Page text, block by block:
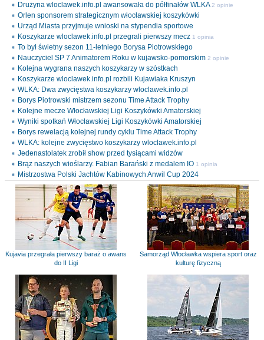
Drużyna wloclawek.info.pl awansowała do półfinałów WLKA 2 opinie
Orlen sponsorem strategicznym włocławskiej koszykówki
Urząd Miasta przyjmuje wnioski na stypendia sportowe
Koszykarze wloclawek.info.pl przegrali pierwszy mecz 1 opinia
To był świetny sezon 11-letniego Borysa Piotrowskiego
Nauczyciel SP 7 Animatorem Roku w kujawsko-pomorskim 2 opinie
Kolejna wygrana naszych koszykarzy w szóstkach
Koszykarze wloclawek.info.pl rozbili Kujawiaka Kruszyn
WLKA: Dwa zwycięstwa koszykarzy wloclawek.info.pl
Borys Piotrowski mistrzem sezonu Time Attack Trophy
Kolejne mecze Włocławskiej Ligi Koszykówki Amatorskiej
Wyniki spotkań Włocławskiej Ligi Koszykówki Amatorskiej
Borys rewelacją kolejnej rundy cyklu Time Attack Trophy
WLKA: kolejne zwycięstwo koszykarzy wloclawek.info.pl
Jedenastolatek zrobił show przed tysiącami widzów
Brąz naszych wioślarzy. Fabian Barański z medalem IO 1 opinia
Mistrzostwa Polski Jachtów Kabinowych Anwil Cup 2024
Kujavia przegrała pierwszy baraż o awans
do II Ligi
Samorząd Włocławka wspiera sport oraz
kulturę fizyczną